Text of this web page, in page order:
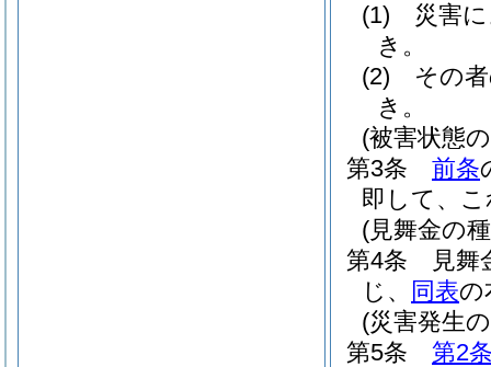
(1)
災害
き。
(2)
その
き。
(被害状態
第3条
前条
即して、
(見舞金の
第4条
見舞
じ、
同表の
(災害発生
第5条
第2